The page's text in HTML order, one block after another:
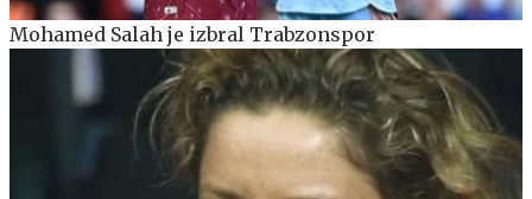
Mohamed Salah je izbral Trabzonspor